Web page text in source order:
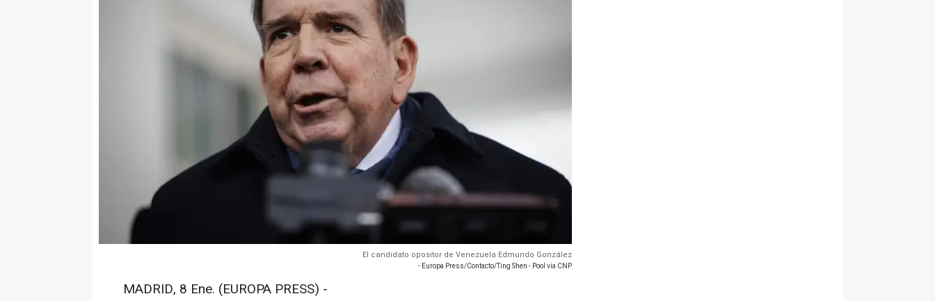
El candidato opositor de Venezuela Edmundo González
- Europa Press/Contacto/Ting Shen - Pool via CNP
MADRID, 8 Ene. (EUROPA PRESS) -